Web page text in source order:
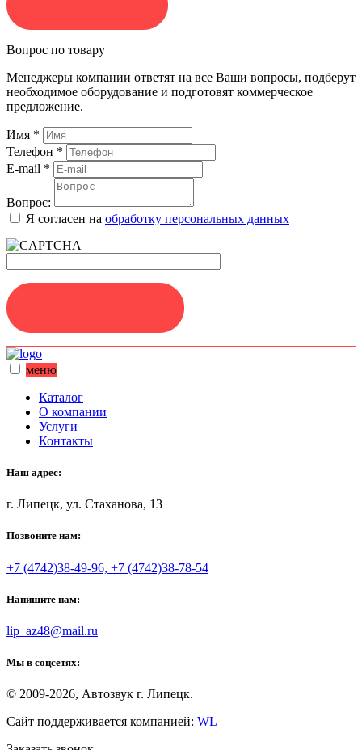
Вопрос по товару
Менеджеры компании ответят на все Ваши вопросы, подберут
необходимое оборудование и подготовят коммерческое
предложение.
Имя *
Телефон *
E-mail *
Вопрос:
Я согласен на обработку персональных данных
меню
Каталог
О компании
Услуги
Контакты
Наш адрес:
г. Липецк, ул. Стаханова, 13
Позвоните нам:
+7 (4742)38-49-96, +7 (4742)38-78-54
Напишите нам:
lip_az48@mail.ru
Мы в соцсетях:
© 2009-2026, Автозвук г. Липецк.
Сайт поддерживается компанией: WL